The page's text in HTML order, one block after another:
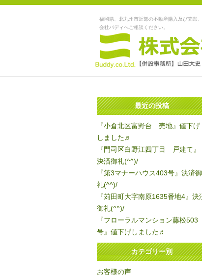
福岡県、北九州市近郊の不動産購入及び売却
会社バディへご相談ください。
最近の投稿
『小倉北区富野台 売地』値下げ
しました♬
『門司区白野江四丁目 戸建て』
決済御礼(^^)/
『第3マナーハウス403号』決済御
礼(^^)/
『苅田町大字南原1635番地4』決
御礼(^^)/
『フローラルマンション藤松503
号』値下げしました♬
カテゴリー別
お客様の声